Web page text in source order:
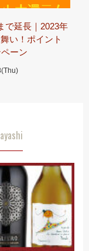
で延長｜2023年
い！ポイント
ーン